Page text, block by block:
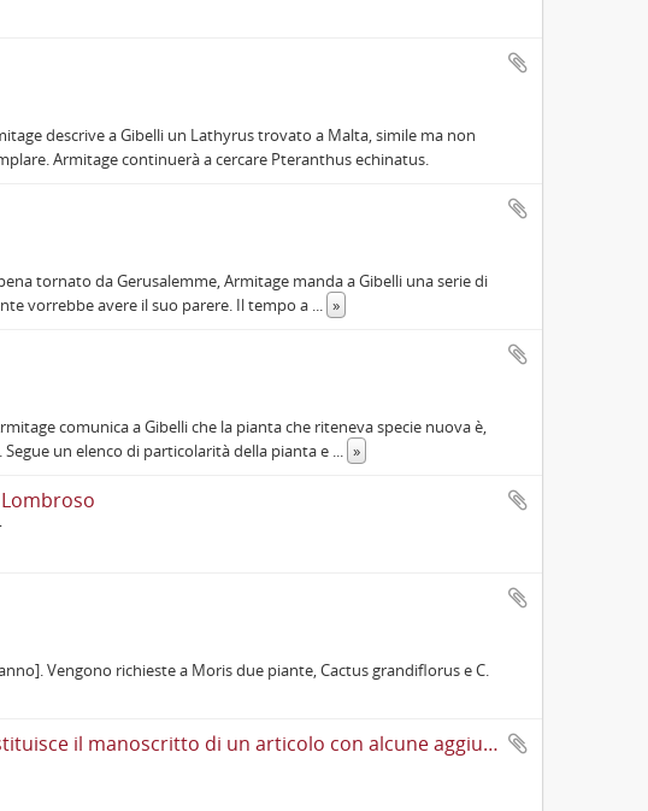
descrive a Gibelli un Lathyrus trovato a Malta, simile ma non
Armitage continuerà a cercare Pteranthus echinatus.
tornato da Gerusalemme, Armitage manda a Gibelli una serie di
vorrebbe avere il suo parere. Il tempo a ... »
comunica a Gibelli che la pianta che riteneva specie nuova è,
un elenco di particolarità della pianta e ... »
Vengono richieste a Moris due piante, Cactus grandiflorus e C.
Lettera di Cesare de Lollis a Cesare Lombroso cui restituisce il manoscritto di un articolo con alcune aggiunte; scrive che gradirebbe averne qualche estratto perché vorrebbe "far conoscere [l'articolo] a qualche Colombista d'America"